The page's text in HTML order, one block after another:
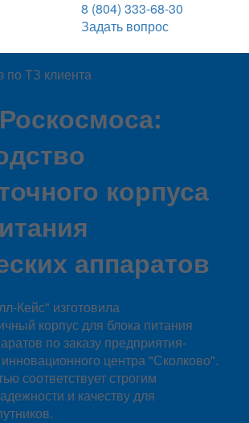
8 (804) 333-68-30
Задать вопрос
по ТЗ клиента
корпуса
аппаратов
Кейс" изготовила
корпус для блока питания
по заказу предприятия-
центра "Сколково".
соответствует строгим
и качеству для